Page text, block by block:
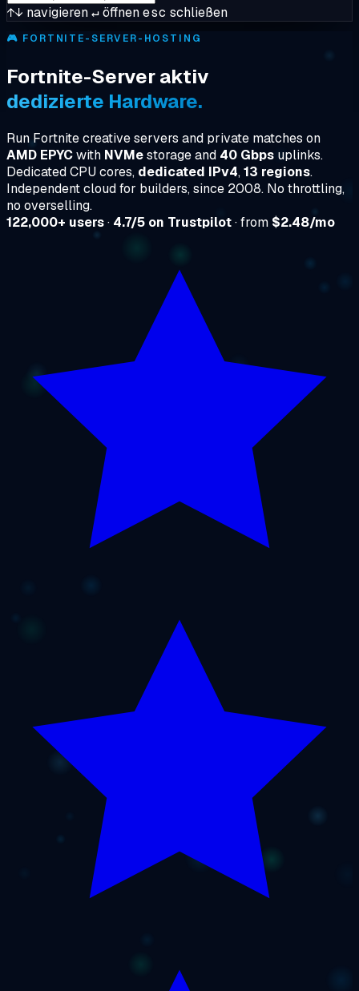
↑↓ navigieren↵öffnenesc schließen
🎮 FORTNITE-SERVER-HOSTING
Fortnite-Server aktiv
dedizierte Hardware.
Run Fortnite creative servers and private matches on
AMD EPYCwith NVMestorage and 40 Gbps uplinks.
Dedicated CPU cores, dedicated IPv4,13 regions.
Independent cloud for builders, since 2008. No throttling,
no overselling.
122,000+ users· 4.7/5 on Trustpilot· from $2.48/mo